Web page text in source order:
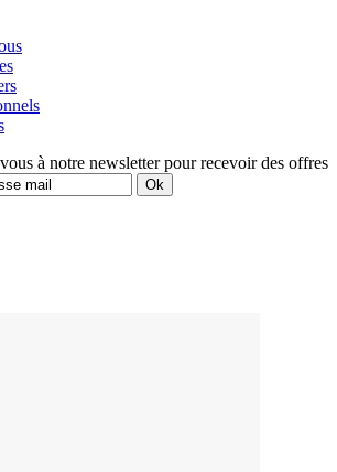
à notre newsletter pour recevoir des offres